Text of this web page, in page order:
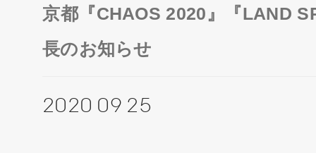
京都『CHAOS 2020』『LAND
長のお知らせ
2020 09 25